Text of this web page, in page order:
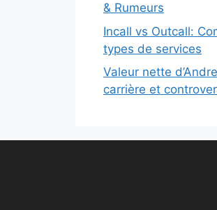
& Rumeurs
Incall vs Outcall:
types de services
Valeur nette
carrière et